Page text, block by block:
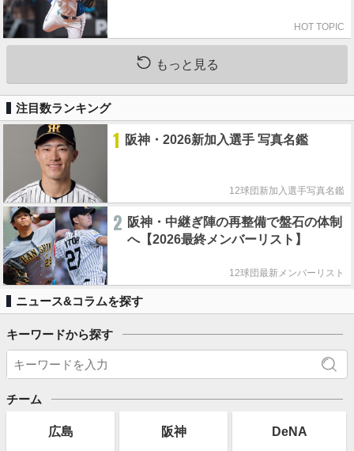
HOT TOPIC
もっと見る
注目数ランキング
1 阪神・2026新加入選手 写真名鑑
12球団新加入選手写真名鑑
2 阪神・中継ぎ陣の再整備で盤石の体制
へ【2026最終メンバーリスト】
12球団最新メンバーリスト
ニュース&コラムを探す
キーワードから探す
チーム
広島 阪神 DeNA